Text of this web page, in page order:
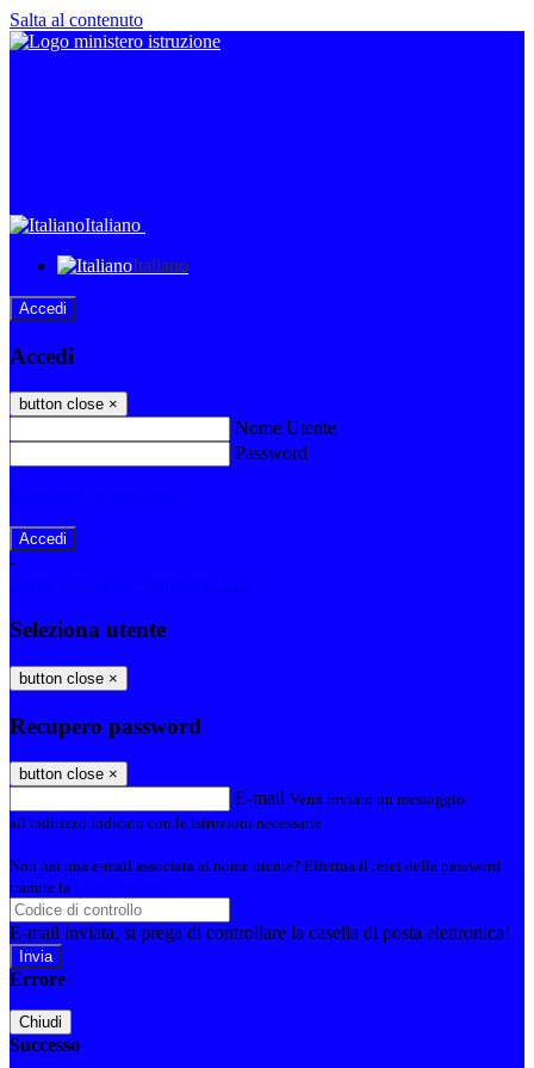
Salta al contenuto
Italiano
Italiano
Accedi
Accedi
button close ×
Nome Utente
Password
-
Seleziona utente
button close ×
Recupero password
button close ×
E-mail Verrà inviato un messaggio
all'indirizzo indicato con le istruzioni necessarie.
Non hai una e-mail associata al nome utente? Effettua il reset della password
tramite la
E-mail inviata, si prega di controllare la casella di posta elettronica!
Errore
Chiudi
Successo